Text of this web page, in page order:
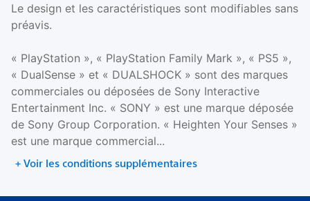
Le design et les caractéristiques sont modifiables sans
préavis.
« PlayStation », « PlayStation Family Mark », « PS5 »,
« DualSense » et « DUALSHOCK » sont des marques
commerciales ou déposées de Sony Interactive
Entertainment Inc. « SONY » est une marque déposée
de Sony Group Corporation. « Heighten Your Senses »
est une marque commercial...
+ Voir les conditions supplémentaires